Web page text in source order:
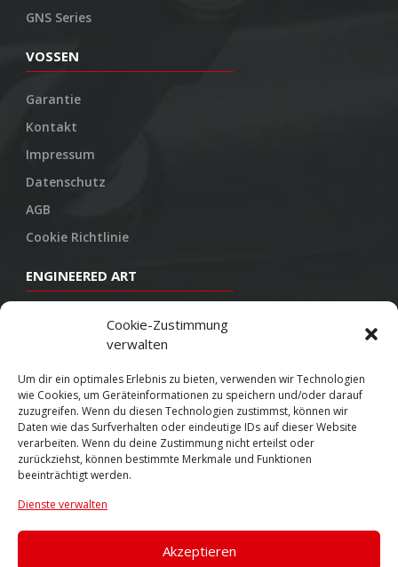
Cookie-Zustimmung
verwalten
Um dir ein optimales Erlebnis zu bieten, verwenden wir Technologien
wie Cookies, um Geräteinformationen zu speichern und/oder darauf
zuzugreifen. Wenn du diesen Technologien zustimmst, können wir
Daten wie das Surfverhalten oder eindeutige IDs auf dieser Website
verarbeiten. Wenn du deine Zustimmung nicht erteilst oder
zurückziehst, können bestimmte Merkmale und Funktionen
beeinträchtigt werden.
Dienste verwalten
Akzeptieren
GNS Series
VOSSEN
Garantie
Kontakt
Impressum
Datenschutz
AGB
Cookie Richtlinie
ENGINEERED ART
Konstruktion
Herstellung
Endbearbeitung
SOCIAL
Youtube
Twitter